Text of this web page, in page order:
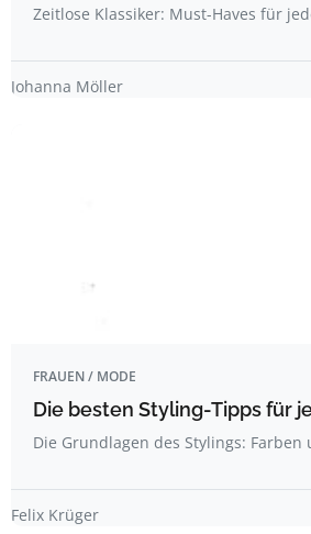
Zeitlose Klassiker: Must-Haves für
Johanna Möller
FRAUEN / MODE
Die besten Styling-Tipps für
Die Grundlagen des Stylings:
Felix Krüger